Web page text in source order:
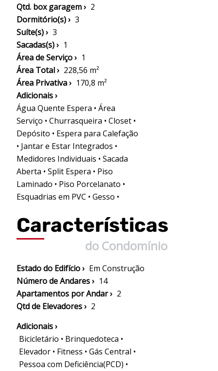
Qtd. box garagem › 2
Dormitório(s) › 3
Suíte(s) › 3
Sacadas(s) › 1
Área de Serviço › 1
Área Total › 228,56 m²
Área Privativa › 170,8 m²
Adicionais ›
Água Quente Espera • Área
Serviço • Churrasqueira • Closet •
Depósito • Espera para Calefação
• Jantar e Estar Integrados •
Medidores Individuais • Sacada
Aberta • Split Espera • Piso
Laminado • Piso Porcelanato •
Esquadrias em PVC • Gesso •
Características
do Condomínio
Estado do Edifício › Em Construção
Número de Andares › 14
Apartamentos por Andar › 2
Qtd de Elevadores › 2
Adicionais ›
Bicicletário • Brinquedoteca •
Elevador • Fitness • Gás Central •
Pessoa com Deficiência(PCD) •